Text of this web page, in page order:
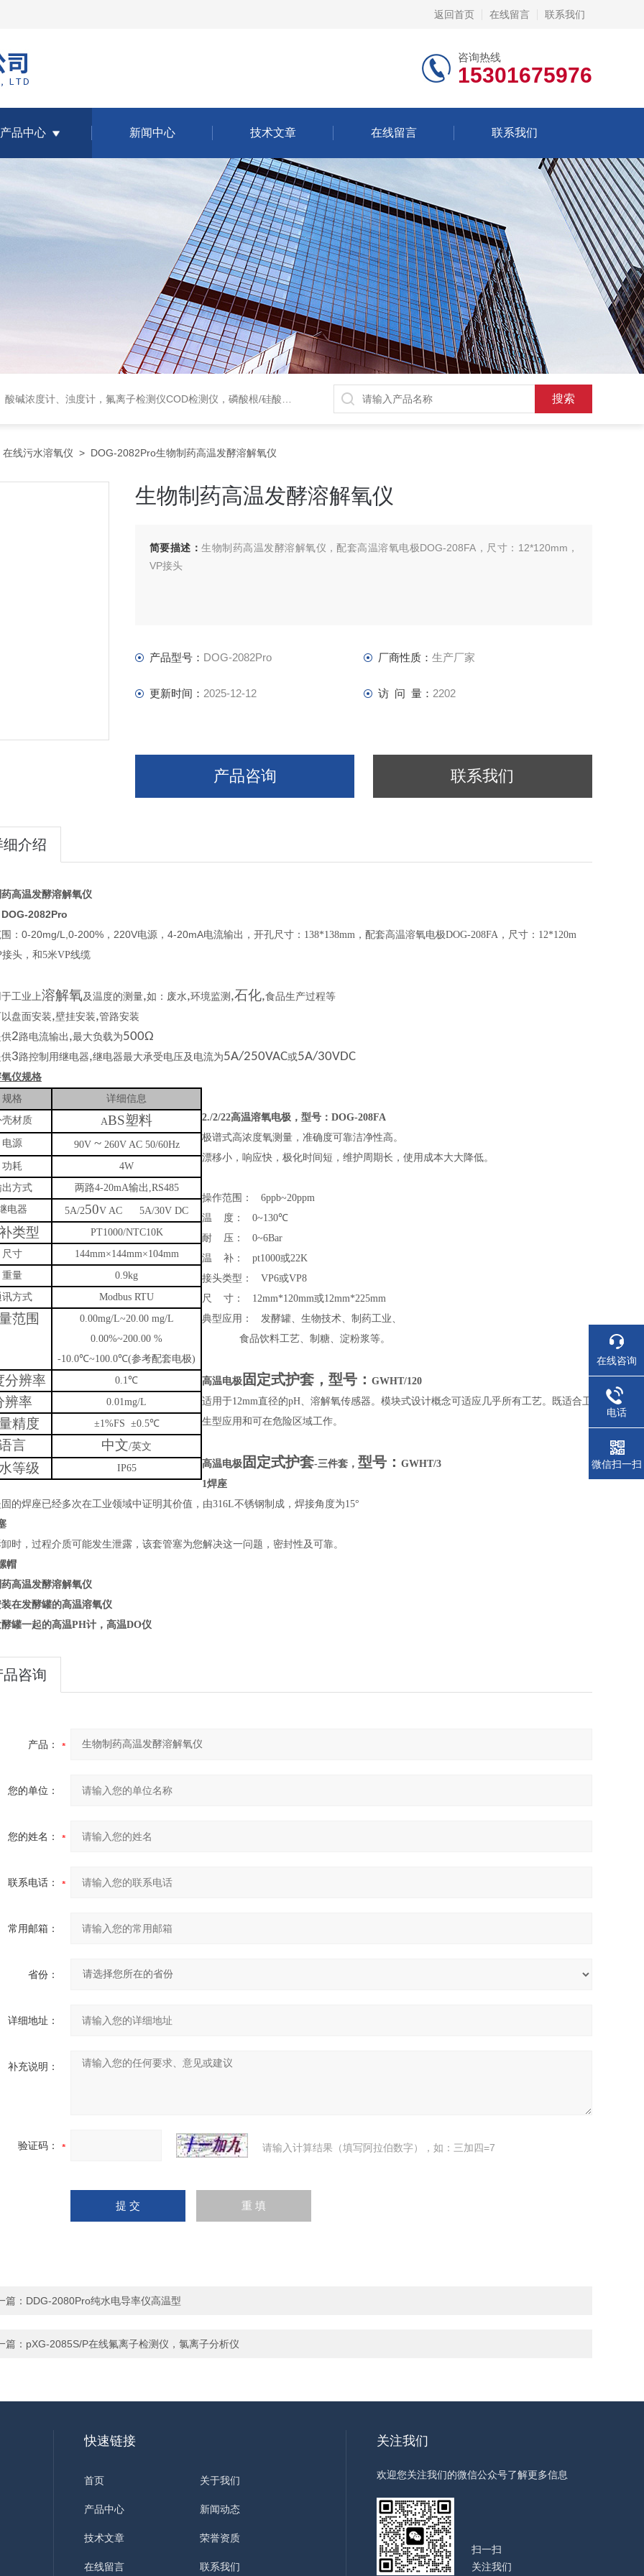
返回首页 在线留言 联系我们
咨询热线
15301675976
产品中心 新闻中心 技术文章 在线留言 联系我们
，氟离子检测仪COD检测仪，磷酸根/硅酸根分析仪，PH电极、溶氧电极、电导电极
在线污水溶氧仪 > DOG-2082Pro生物制药高温发酵溶解氧仪
生物制药高温发酵溶解氧仪
简要描述：生物制药高温发酵溶解氧仪，配套高温溶氧电极DOG-208FA，尺寸：12*120mm，
VP接头
产品型号： DOG-2082Pro 厂商性质： 生产厂家
更新时间： 2025-12-12 访 问 量： 2202
产品咨询 联系我们
细介绍
高温发酵溶解氧仪
2082Pro
： 0-20mg/L,0-200% ， 220V电源， 4-20mA电流输出，开孔尺寸：138*138mm，配套高温溶氧电极DOG-208FA，尺寸：12*120m
接头，和5米VP线缆
工业上溶解氧及温度的测量,如 ： 废水,环境监测 ,石化,食品生产过程等
盘面安装,壁挂安装,管路安装
2路电流输出 ,最大负载为500Ω
3路控制用继电器,继电器最大承受电压及电流为5A/250VAC或5A/30VDC
仪规格
规格
详细信息
壳材质
ABS塑料
电源 90V ~ 260V AC 50/60Hz
功耗
4W
出方式
两路4-20mA输出 ,RS485
电器
5A/250V AC 5A/30V DC
类型
PT1000/NTC10K
尺寸
144mm×144mm×104mm
重量
0.9kg
讯方式
Modbus RTU
范围
0.00mg/L~20.00 mg/L
0.00%~200.00 %
-10.0℃~100.0℃(参考配套电极)
分辨率 0.1℃
辨率 0.01mg/L
精度 ±1%FS ±0.5℃
言 中文/英文
等级 IP65
2./2/22高温溶氧电极，型号： DOG-208FA
极谱式高浓度氧测量，准确度可靠洁净性高。
漂移小，响应快，极化时间短，维护周期长，使用成本大大降低。
操作范围：
6ppb~20ppm
温
度： 0~130℃
耐
压：
0~6Bar
温
补： pt1000或22K
接头类型：
VP6或VP8
尺
寸： 12mm*120mm或12mm*225mm
典型应用：
发酵罐、生物技术、制药工业、
食品饮料工艺、制糖、淀粉浆等。
高温电极 固定式护套 ，型号： GWHT/120
适用于12mm直径的pH、溶解氧传感器。模块式设计概念可适应几乎所有工艺。既适合卫
生型应用和可在危险区域工作。
高温电极 固定式护套-三件套， 型号： GWHT/3
1焊座
的焊座已经多次在工业领域中证明其价值，由316L不锈钢制成，焊接角度为15°
时，过程介质可能发生泄露，该套管塞为您解决这一问题，密封性及可靠。
帽
高温发酵溶解氧仪
在发酵罐的高温溶氧仪
罐一起的高温PH计，高温DO仪
品咨询
产品：
您的单位：
您的姓名：
联系电话：
常用邮箱：
省份：
详细地址：
补充说明：
验证码： 请输入计算结果（填写阿拉伯数字），如：三加四=7
篇： DDG-2080Pro纯水电导率仪高温型
篇： pXG-2085S/P在线氟离子检测仪，氯离子分析仪
快速链接
首页 关于我们
产品中心 新闻动态
技术文章 荣誉资质
在线留言 联系我们
关注我们
欢迎您关注我们的微信公众号了解更多信息
扫一扫
关注我们
在线咨询
电话
微信扫一扫